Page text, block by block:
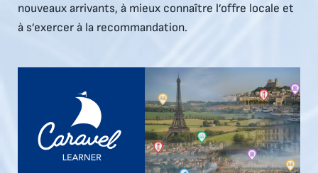
nouveaux arrivants, à mieux connaître l’offre locale et
à s’exercer à la recommandation.